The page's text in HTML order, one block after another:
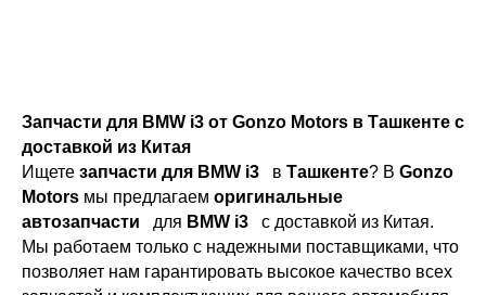
Запчасти для BMW i3 от Gonzo Motors в Ташкенте с
доставкой из Китая
Ищете запчасти для BMW i3 в Ташкенте? В Gonzo
Motors мы предлагаем оригинальные
автозапчасти
для BMW i3
с доставкой из Китая.
Мы работаем только с надежными поставщиками, что
позволяет нам гарантировать высокое качество всех